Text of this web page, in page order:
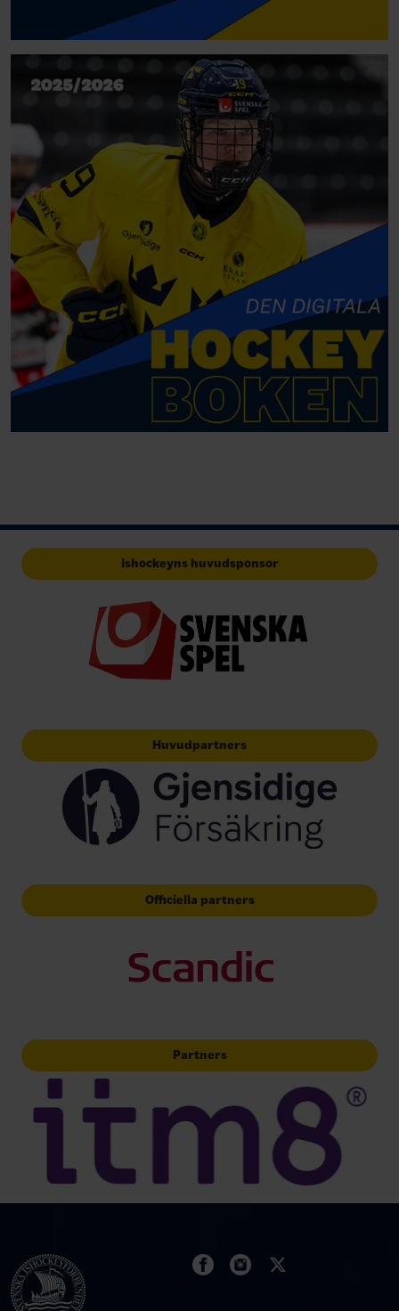
Ishockeyns huvudsponsor
Huvudpartners
Officiella partners
Partners